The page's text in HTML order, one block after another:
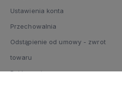
Ustawienia konta
Przechowalnia
Odstąpienie od umowy - zwrot
towaru
Reklamacje